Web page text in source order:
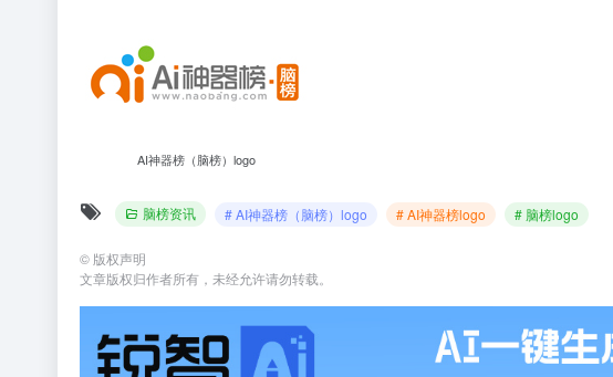
AI神器榜（脑榜）logo
脑榜资讯 # AI神器榜（脑榜）logo # AI神器榜logo # 脑榜logo
© 版权声明
文章版权归作者所有，未经允许请勿转载。